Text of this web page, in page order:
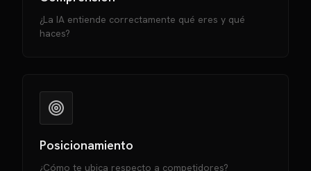
¿La IA entiende correctamente qué eres y qué
haces?
Posicionamiento
¿Cómo te ubica respecto a competidores?